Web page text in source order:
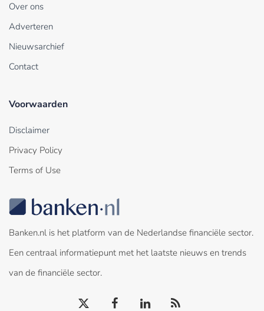
Over ons
Adverteren
Nieuwsarchief
Contact
Voorwaarden
Disclaimer
Privacy Policy
Terms of Use
Banken.nl is het platform van de Nederlandse financiële sector.
Een centraal informatiepunt met het laatste nieuws en trends
van de financiële sector.